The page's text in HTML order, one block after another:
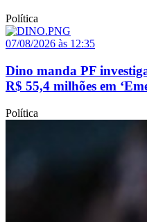
Política
07/08/2026 às 12:35
Dino manda PF
R$ 55,4 milhões em
Política